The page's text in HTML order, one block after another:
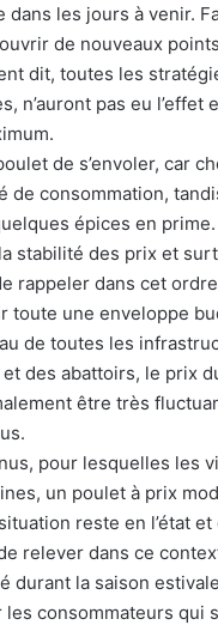
les jours à venir.
de nouveaux
dit, toutes les
n’auront pas eu
de s’envoler, car
de consommation,
épices en prime.
stabilité des prix et
rappeler dans cet
toute une enveloppe
de toutes les
et des abattoirs, le prix
être très
pour lesquelles les
un poulet à prix
reste en l’état
relever dans ce
durant la saison
consommateurs qui